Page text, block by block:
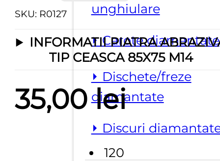
unghiulare
⏵ Carote diamantate
⏵ Dischete/freze
diamantate
⏵ Discuri
SKU: R0127
INFORMATII PIATRA
TIP CEASCA 85X75 M14
35,00lei
120